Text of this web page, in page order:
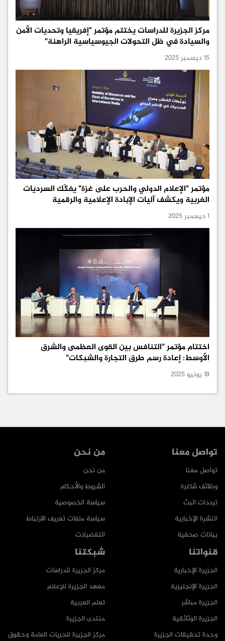
مركز الجزيرة للدراسات يختتم مؤتمر "إفريقيا وتحديات الأمن
والسيادة في ظل التحولات الجيوسياسية الراهنة"
15 ديسمبر 2025
مؤتمر "الإعلام الدولي والحرب على غزة" يفكّك السرديات
الغربية ويكشف آليات الإبادة الإعلامية والرقمية
1 ديسمبر 2025
اختتام مؤتمر "التنافس بين القوى العظمى والشرق
الأوسط: إعادة رسم طرق التجارة والشبكات"
18 يونيو 2025
من نحن
من نحن
الشروط والأحكام
سياسة الخصوصية
سياسة ملفات تعريف الارتباط
التفضيلات
تواصل معنا
تواصل معنا
وظائف شاغرة
ترددات البث
النشرة الإخبارية
بيانات صحفية
شبكتنا
مركز الجزيرة للدراسات
معهد الجزيرة للإعلام
تعلم العربية
منتدى الجزيرة
مركز الجزيرة للحريات العامة وحقوق
قنواتنا
الجزيرة الإخبارية
الجزيرة الإنجليزية
الجزيرة مباشر
الجزيرة الوثائقية
وحدة تحقيقات الجزيرة